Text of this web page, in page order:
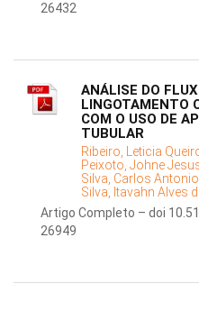
26432
ANÁLISE DO
LINGOTAMENTO
COM O USO DE
TUBULAR
Ribeiro, Leticia
Peixoto, Johne
Silva, Carlos
Silva, Itavahn Alves
Artigo Completo – doi
26949